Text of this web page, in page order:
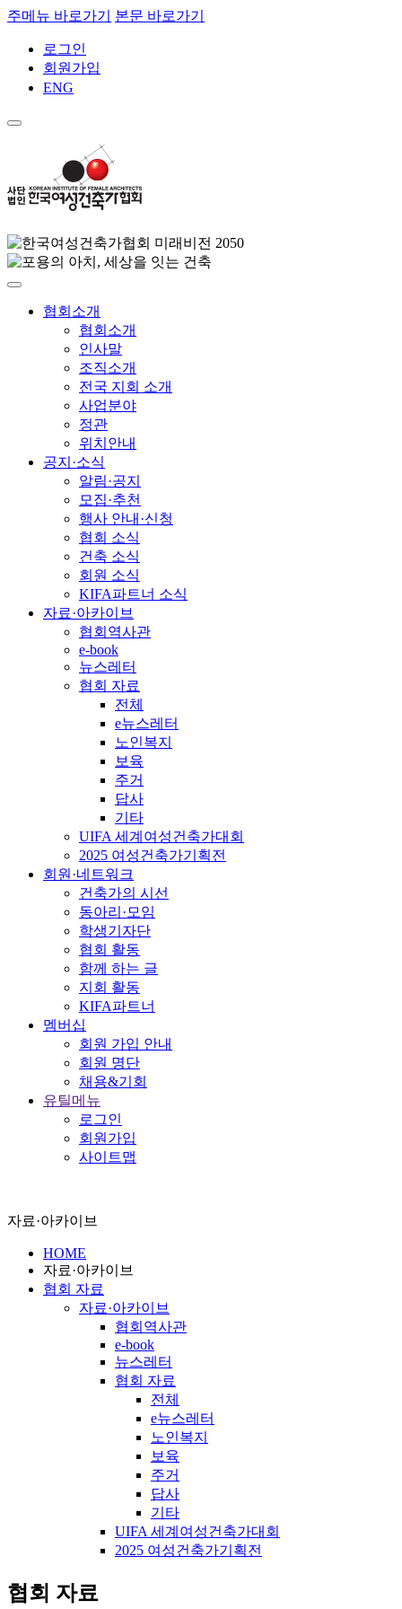
주메뉴 바로가기 본문 바로가기
로그인
회원가입
ENG
협회소개
협회소개
인사말
조직소개
전국 지회 소개
사업분야
정관
위치안내
공지·소식
알림·공지
모집·추천
행사 안내·신청
협회 소식
건축 소식
회원 소식
KIFA파트너 소식
자료·아카이브
협회역사관
e-book
뉴스레터
협회 자료
전체
e뉴스레터
노인복지
보육
주거
답사
기타
UIFA 세계여성건축가대회
2025 여성건축가기획전
회원·네트워크
건축가의 시선
동아리·모임
학생기자단
협회 활동
함께 하는 글
지회 활동
KIFA파트너
멤버십
회원 가입 안내
회원 명단
채용&기회
유틸메뉴
로그인
회원가입
사이트맵
자료·아카이브
HOME
자료·아카이브
협회 자료
자료·아카이브
협회역사관
e-book
뉴스레터
협회 자료
전체
e뉴스레터
노인복지
보육
주거
답사
기타
UIFA 세계여성건축가대회
2025 여성건축가기획전
협회 자료